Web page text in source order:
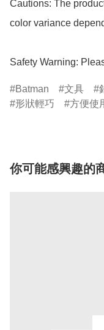
Cautions: The
color variance
Safety Warning:
Batman 文具
形狀輕巧
方便使
你可能感興趣的